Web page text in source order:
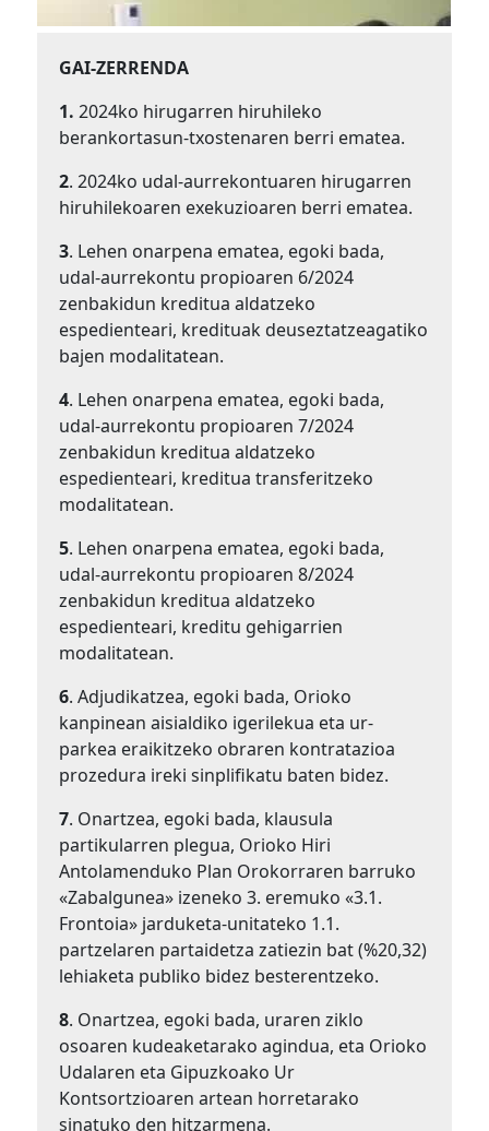
GAI-ZERRENDA
1. 2024ko hirugarren hiruhileko
berankortasun-txostenaren berri ematea.
2. 2024ko udal-aurrekontuaren hirugarren
hiruhilekoaren exekuzioaren berri ematea.
3. Lehen onarpena ematea, egoki bada,
udal-aurrekontu propioaren 6/2024
zenbakidun kreditua aldatzeko
espedienteari, kredituak deuseztatzeagatiko
bajen modalitatean.
4. Lehen onarpena ematea, egoki bada,
udal-aurrekontu propioaren 7/2024
zenbakidun kreditua aldatzeko
espedienteari, kreditua transferitzeko
modalitatean.
5. Lehen onarpena ematea, egoki bada,
udal-aurrekontu propioaren 8/2024
zenbakidun kreditua aldatzeko
espedienteari, kreditu gehigarrien
modalitatean.
6. Adjudikatzea, egoki bada, Orioko
kanpinean aisialdiko igerilekua eta ur-
parkea eraikitzeko obraren kontratazioa
prozedura ireki sinplifikatu baten bidez.
7. Onartzea, egoki bada, klausula
partikularren plegua, Orioko Hiri
Antolamenduko Plan Orokorraren barruko
«Zabalgunea» izeneko 3. eremuko «3.1.
Frontoia» jarduketa-unitateko 1.1.
partzelaren partaidetza zatiezin bat (%20,32)
lehiaketa publiko bidez besterentzeko.
8. Onartzea, egoki bada, uraren ziklo
osoaren kudeaketarako agindua, eta Orioko
Udalaren eta Gipuzkoako Ur
Kontsortzioaren artean horretarako
sinatuko den hitzarmena.